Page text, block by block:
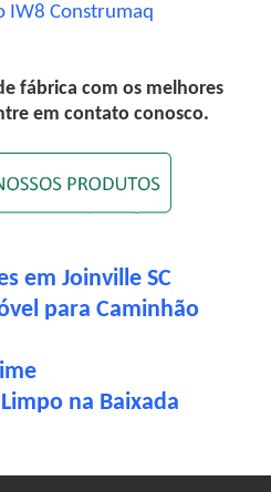
IW8 Construmaq
fábrica com os melhores
em contato conosco.
em Joinville SC
para Caminhão
na Baixada